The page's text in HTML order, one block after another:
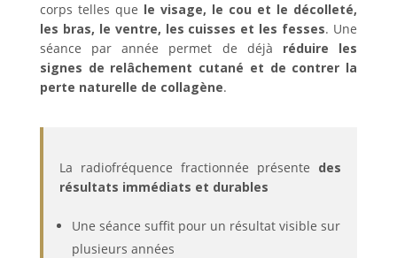
corps telles que le visage, le cou et le décolleté,
les bras, le ventre, les cuisses et les fesses. Une
séance par année permet de déjà réduire les
signes de relâchement cutané et de contrer la
perte naturelle de collagène.
La radiofréquence fractionnée présente des
résultats immédiats et durables
Une séance suffit pour un résultat visible sur
plusieurs années